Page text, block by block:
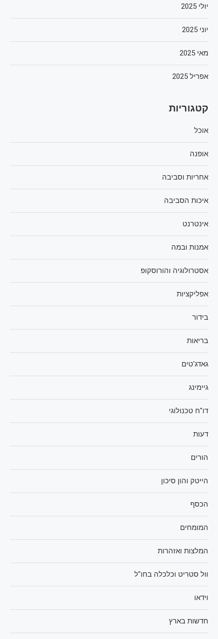
יולי 2025
יוני 2025
מאי 2025
אפריל 2025
קטגוריות
אוכל
אופנה
אחריות וסביבה
איכות הסביבה
אינטרנט
אמנות ובמה
אסטרולוגיה והורוסקופ
אפליקציות
בידור
בריאות
גאדג'טים
גיימינג
דו"ח טכנולוגי
דעות
הורים
הייטק והון סיכון
הכסף
המומחים
המלצות ואזהרות
וול סטריט וכלכלה בחו"ל
וידאו
חדשות בארץ